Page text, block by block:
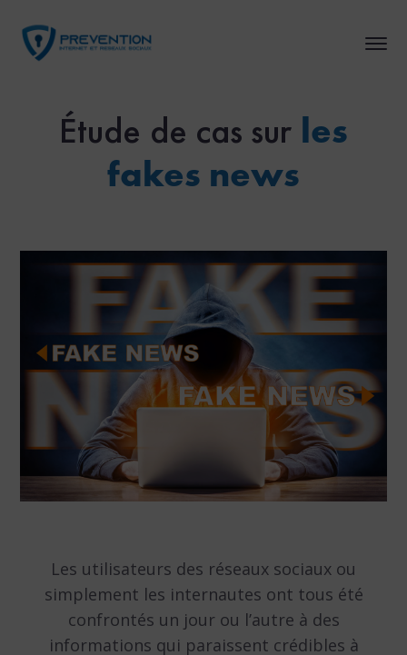
Étude de cas sur les
fakes news
Les utilisateurs des réseaux sociaux ou
simplement les internautes ont tous été
confrontés un jour ou l’autre à des
informations qui paraissent crédibles à